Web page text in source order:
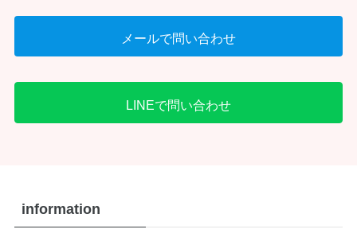
メールで問い合わせ
LINEで問い合わせ
information